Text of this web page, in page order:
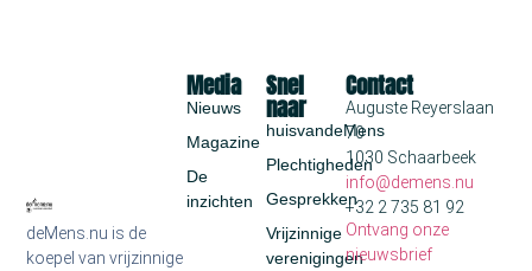
deMens.nu is de
koepel van vrijzinnige
Snel
naar
huisvandeMens
Plechtigheden
Gesprekken
Vrijzinnige
verenigingen
Media
Nieuws
Magazine
De
inzichten
Contact
Auguste Reyerslaan
70
1030 Schaarbeek
info@demens.nu
+32 2 735 81 92
Ontvang onze
nieuwsbrief